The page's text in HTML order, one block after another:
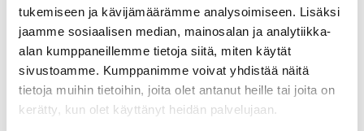
tukemiseen ja kävijämäärämme analysoimiseen. Lisäksi
jaamme sosiaalisen median, mainosalan ja analytiikka-
alan kumppaneillemme tietoja siitä, miten käytät
sivustoamme. Kumppanimme voivat yhdistää näitä
tietoja muihin tietoihin, joita olet antanut heille tai joita on
kerätty, kun olet käyttänyt heidän palvelujaan.
Pellon riistanhoitoyhdistys
Lappi
040 357 9131
pello@rhy.riista.fi